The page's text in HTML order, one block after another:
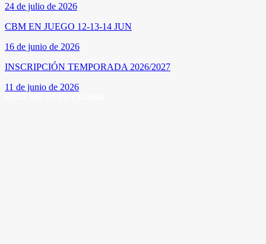
24 de julio de 2026
CBM EN JUEGO 12-13-14 JUN
16 de junio de 2026
INSCRIPCIÓN TEMPORADA 2026/2027
11 de junio de 2026